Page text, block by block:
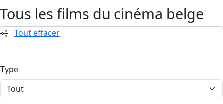
Tous les films du cinéma belge
Tout effacer
Type